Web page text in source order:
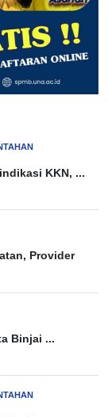
KKN, ...
Provider
Binjai ...